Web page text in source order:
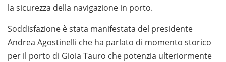
la sicurezza della navigazione in porto.
Soddisfazione è stata manifestata del presidente
Andrea Agostinelli che ha parlato di momento storico
per il porto di Gioia Tauro che potenzia ulteriormente